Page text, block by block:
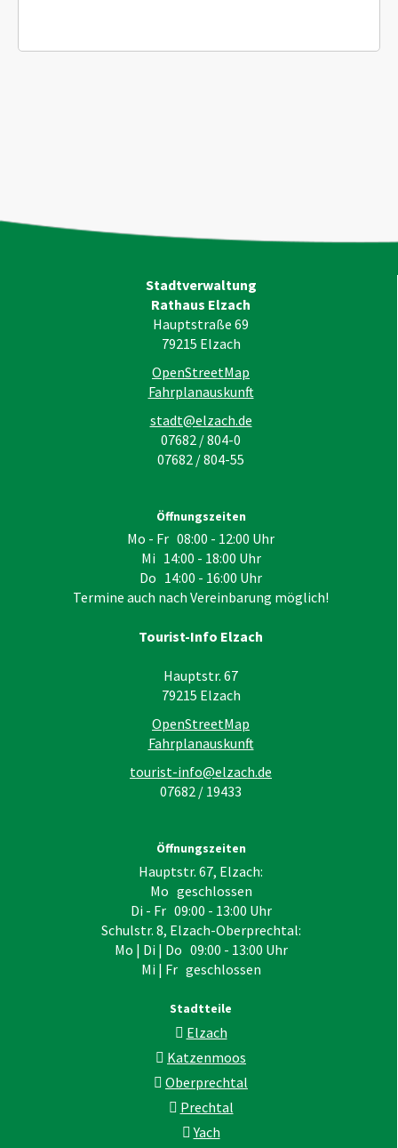
Stadtverwaltung
Rathaus Elzach
Hauptstraße 69
79215 Elzach
OpenStreetMap
Fahrplanauskunft
stadt@elzach.de
07682 / 804-0
07682 / 804-55
Öffnungszeiten
Mo - Fr 08:00 - 12:00 Uhr
Mi 14:00 - 18:00 Uhr
Do 14:00 - 16:00 Uhr
Termine auch nach Vereinbarung möglich!
Tourist-Info Elzach
Hauptstr. 67
79215 Elzach
OpenStreetMap
Fahrplanauskunft
tourist-info@elzach.de
07682 / 19433
Öffnungszeiten
Hauptstr. 67, Elzach:
Mo geschlossen
Di - Fr 09:00 - 13:00 Uhr
Schulstr. 8, Elzach-Oberprechtal:
Mo | Di | Do 09:00 - 13:00 Uhr
Mi | Fr geschlossen
Stadtteile
Elzach
Katzenmoos
Oberprechtal
Prechtal
Yach